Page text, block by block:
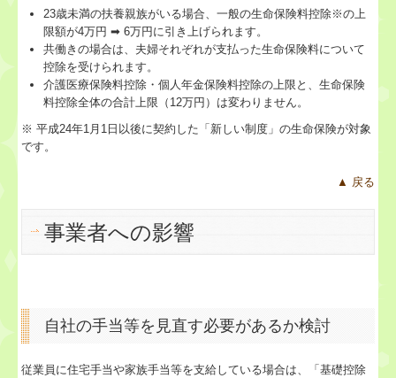
23歳未満の扶養親族がいる場合、一般の生命保険料控除※の上
限額が4万円 ➡ 6万円に引き上げられます。
共働きの場合は、夫婦それぞれが支払った生命保険料について
控除を受けられます。
介護医療保険料控除・個人年金保険料控除の上限と、生命保険
料控除全体の合計上限（12万円）は変わりません。
※ 平成24年1月1日以後に契約した「新しい制度」の生命保険が対象
です。
▲ 戻る
事業者への影響
自社の手当等を見直す必要があるか検討
従業員に住宅手当や家族手当等を支給している場合は、「基礎控除